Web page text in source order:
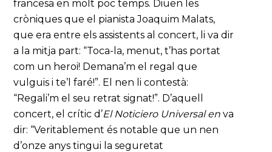
francesa en molt poc temps. Diuen les
cròniques que el pianista Joaquim Malats,
que era entre els assistents al concert, li va dir
a la mitja part: “Toca-la, menut, t’has portat
com un heroi! Demana’m el regal que
vulguis i te’l faré!”. El nen li contestà:
“Regali’m el seu retrat signat!”. D’aquell
concert, el crític d’El Noticiero Universal enva
dir: “Veritablement és notable que un nen
d’onze anys tingui la seguretat